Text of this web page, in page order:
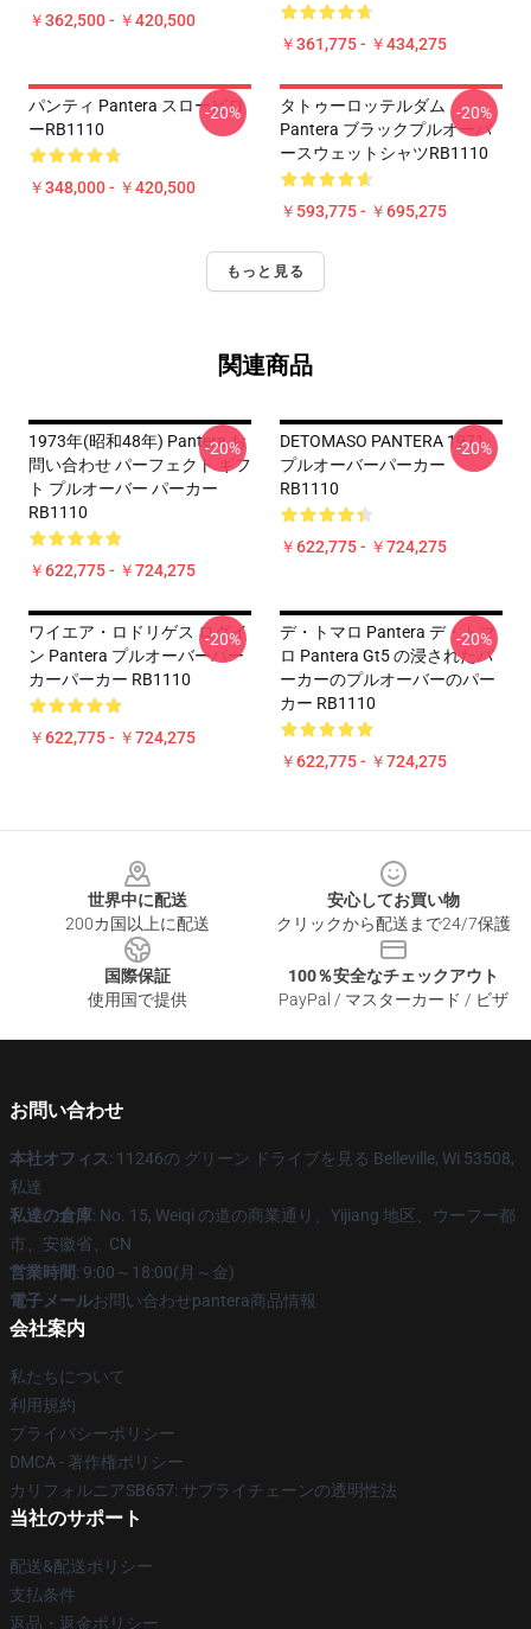
￥362,500 - ￥420,500
￥361,775 - ￥434,275
パンティ Pantera スローピロ
ーRB1110
￥348,000 - ￥420,500
-20%
タトゥーロッテルダム
Pantera ブラックプルオーバ
ースウェットシャツRB1110
￥593,775 - ￥695,275
-20%
もっと見る
関連商品
1973年(昭和48年) Pantera お
問い合わせ パーフェクト ギフ
ト プルオーバー パーカー
RB1110
￥622,775 - ￥724,275
-20%
DETOMASO PANTERA 1971
プルオーバーパーカー
RB1110
￥622,775 - ￥724,275
-20%
ワイエア・ロドリゲス ログイ
ン Pantera プルオーバーパー
カーパーカー RB1110
￥622,775 - ￥724,275
-20%
デ・トマロ Pantera デ・トマ
ロ Pantera Gt5 の浸されたパ
ーカーのプルオーバーのパー
カー RB1110
￥622,775 - ￥724,275
-20%
世界中に配送
200カ国以上に配送
安心してお買い物
クリックから配送まで24/7保護
国際保証
使用国で提供
100％安全なチェックアウト
PayPal / マスターカード / ビザ
お問い合わせ
本社オフィス: 11246の グリーン ドライブを見る Belleville, Wi 53508,
私達
私達の倉庫: No. 15, Weiqi の道の商業通り、Yijiang 地区、ウーフー都
市、安徽省、CN
営業時間: 9:00～18:00(月～金)
電子メールお問い合わせpantera商品情報
会社案内
私たちについて
利用規約
プライバシーポリシー
DMCA - 著作権ポリシー
カリフォルニアSB657: サプライチェーンの透明性法
当社のサポート
配送&配送ポリシー
支払条件
返品・返金ポリシー